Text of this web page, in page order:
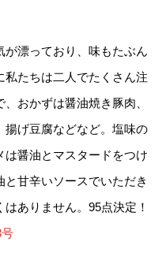
が漂っており、味もたぶん
私たちは二人でたくさん注
おかずは醤油焼き豚肉、
揚げ豆腐などなど。塩味の
醤油とマスタードをつけ
甘辛いソースでいただき
ありません。95点決定！